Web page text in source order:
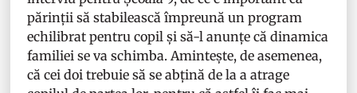
părinții să stabilească împreună un program
echilibrat pentru copil și să-l anunțe că dinamica
familiei se va schimba. Amintește, de asemenea,
că cei doi trebuie să se abțină de la a atrage